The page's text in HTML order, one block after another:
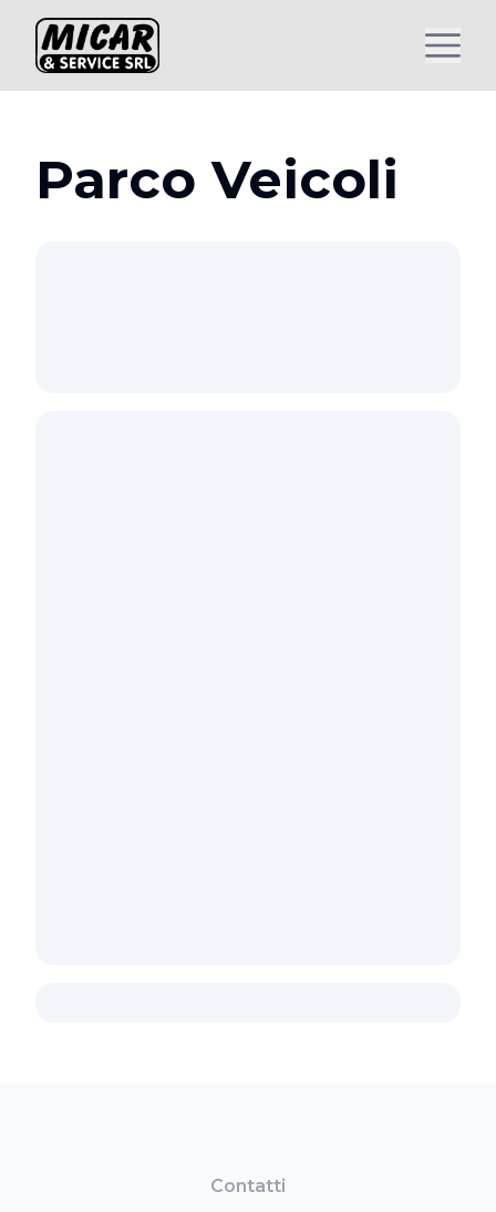
Parco Veicoli
Contatti